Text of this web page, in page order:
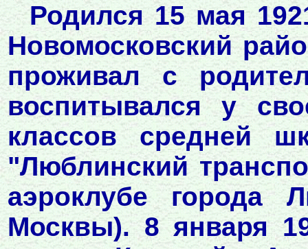
Родился 15 мая
Новомосковский
проживал с
воспитывался у
классов средней
"Люблинский
аэроклубе города
Москвы). 8 января